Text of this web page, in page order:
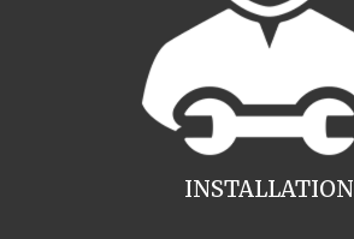
INSTALLATION